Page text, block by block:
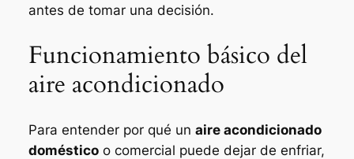
antes de tomar una decisión.
Funcionamiento básico del
aire acondicionado
Para entender por qué un aire acondicionado
domésticoo comercial puede dejar de enfriar,